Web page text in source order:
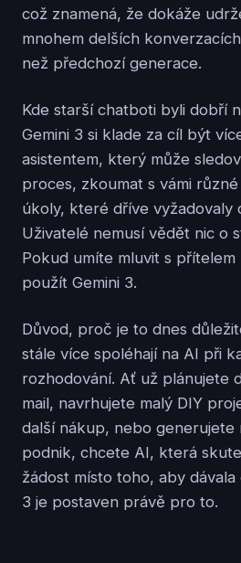
což znamená, že dokáže
mnohem delších
než předchozí generace.
Kde starší chatboti byli dobří
Gemini 3 si klade za cíl být
asistentem, který může
proces, zkoumat s vámi
úkoly, které dříve vyžadovaly
Uživatelé nemusí vědět nic o
Pokud umíte mluvit s
použít Gemini 3.
Důvod, proč je to dnes
stále více spoléhají na AI při
rozhodování. Ať už plánujete
mail, navrhujete malý DIY
další nákup, nebo generujete
podnik, chcete AI, která
žádost místo toho, aby dávala
3 je postaven právě pro to.